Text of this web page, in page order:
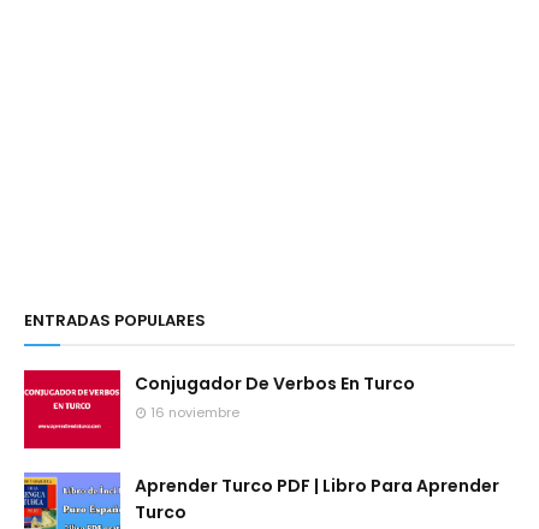
ENTRADAS POPULARES
Conjugador De Verbos En Turco
16 noviembre
Aprender Turco PDF | Libro Para Aprender
Turco